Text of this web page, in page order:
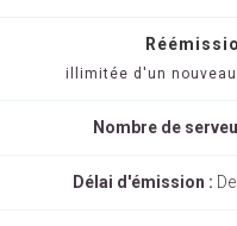
illimitée d'un
Nombre de
Délai d'émission :